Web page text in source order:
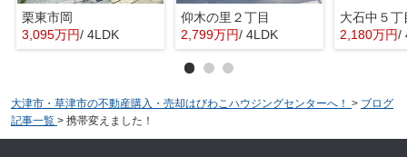
栗東市岡
3,095万円/ 4LDK
仰木の里２丁目
2,799万円/ 4LDK
大石中５丁
2,180万円/
大津市・草津市の不動産購入・売却はびわこハウジングセンターへ！ > ブログ
記事一覧 > 携帯変えました！